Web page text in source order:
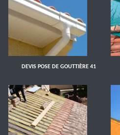
DEVIS POSE DE GOUTTIÈRE 41